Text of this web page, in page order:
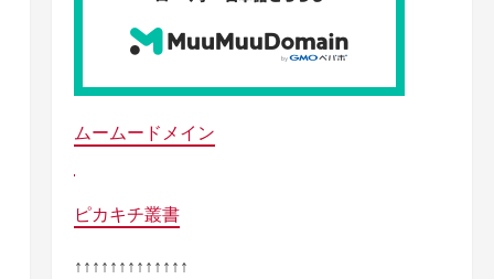
ムームードメイン
ピカキチ叢書
↑↑↑↑↑↑↑↑↑↑↑↑↑